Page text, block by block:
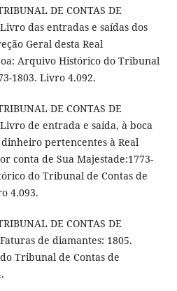
DE CONTAS DE
das entradas e saídas dos
Geral desta Real
Arquivo Histórico do Tribunal
1803. Livro 4.092.
DE CONTAS DE
de entrada e saída, à boca
pertencentes à Real
conta de Sua Majestade:1773-
do Tribunal de Contas de
4.093.
DE CONTAS DE
de diamantes: 1805.
Tribunal de Contas de